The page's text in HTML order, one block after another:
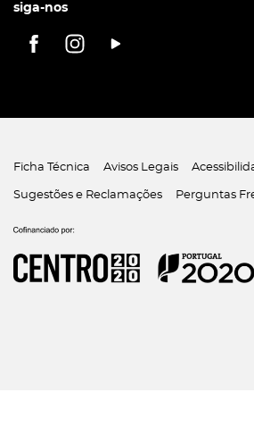
siga-nos
Ficha Técnica Avisos Legais
Sugestões e Reclamações Perguntas